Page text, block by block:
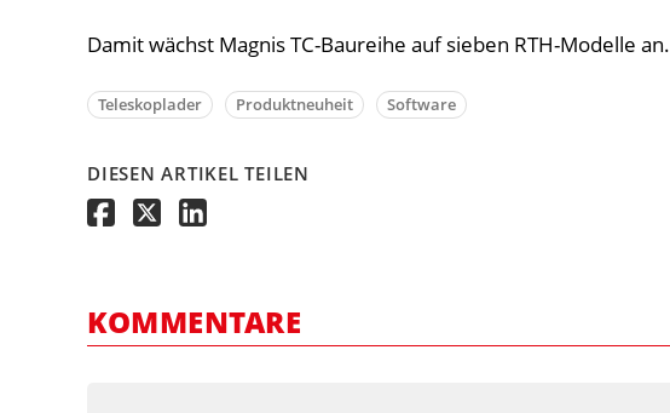
Damit wächst Magnis TC-Baureihe auf sieben RTH-Modelle an.
Teleskoplader Produktneuheit Software
DIESEN ARTIKEL TEILEN
KOMMENTARE